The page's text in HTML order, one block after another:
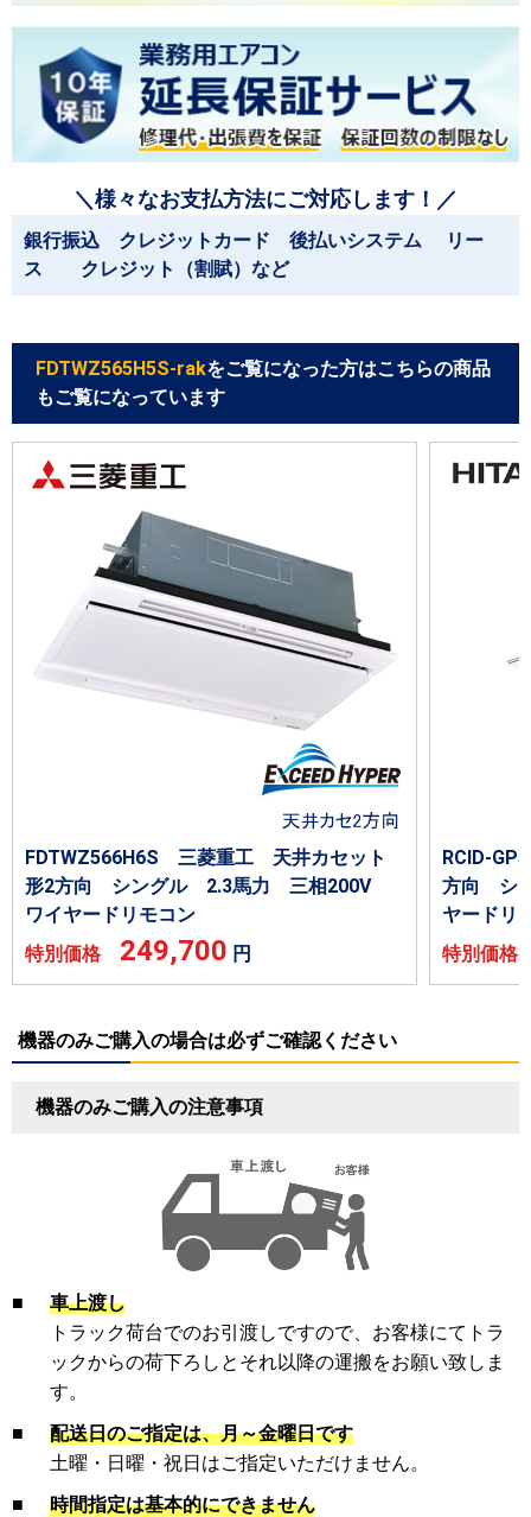
＼様々なお支払方法にご対応します！／
銀行振込 クレジットカード 後払いシステム リー
ス クレジット（割賦）など
FDTWZ565H5S-rakをご覧になった方はこちらの商品
もご覧になっています
FDTWZ566H6S 三菱重工 天井カセット
形2方向 シングル 2.3馬力 三相200V
ワイヤードリモコン
特別価格 249,700 円
RCID-
方向 シ
ヤードリ
特別価
機器のみご購入の場合は必ずご確認ください
機器のみご購入の注意事項
■
車上渡し
トラック荷台でのお引渡しですので、お客様にてトラ
ックからの荷下ろしとそれ以降の運搬をお願い致しま
す。
■
配送日のご指定は、月～金曜日です
土曜・日曜・祝日はご指定いただけません。
■
時間指定は基本的にできません